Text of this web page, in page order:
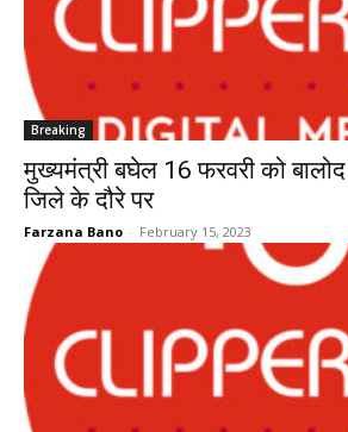
Breaking
मुख्यमंत्री बघेल 16 फरवरी को बालोद
जिले के दौरे पर
Farzana Bano - February 15, 2023